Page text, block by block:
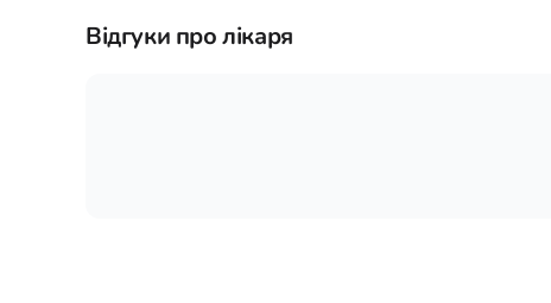
Відгуки про лікаря